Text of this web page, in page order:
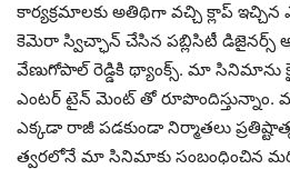
కార్యక్రమాలకు అతిథిగా వచ్చి క్లాప్ ఇచ్చిన
కెమెరా స్విచ్ఛాన్ చేసిన పబ్లిసిటీ డిజైనర్స్
వేణుగోపాల్ రెడ్డికి థ్యాంక్స్. మా
ఎంటర్ టైన్ మెంట్ తో రూపొందిస్తున్నాం.
ఎక్కడా రాజీ పడకుండా నిర్మాతలు
త్వరలోనే మా సినిమాకు సంబంధించిన